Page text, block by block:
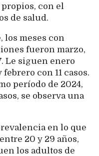
con el
de salud.
los meses con
fueron marzo,
Le siguen enero
con 11 casos.
período de 2024,
se observa una
en lo que
20 y 29 años,
los adultos de